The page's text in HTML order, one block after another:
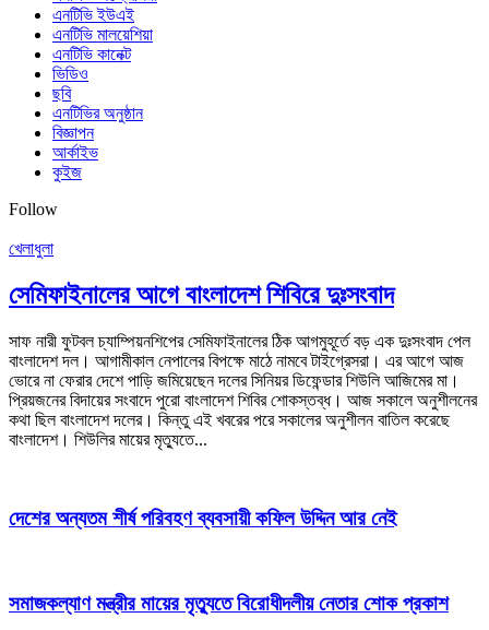
এনটিভি ইউএই
এনটিভি মালয়েশিয়া
এনটিভি কানেক্ট
ভিডিও
ছবি
এনটিভির অনুষ্ঠান
বিজ্ঞাপন
আর্কাইভ
কুইজ
Follow
খেলাধুলা
সেমিফাইনালের আগে বাংলাদেশ শিবিরে দুঃসংবাদ
সাফ নারী ফুটবল চ্যাম্পিয়নশিপের সেমিফাইনালের ঠিক আগমুহূর্তে বড় এক দুঃসংবাদ পেল
বাংলাদেশ দল। আগামীকাল নেপালের বিপক্ষে মাঠে নামবে টাইগ্রেসরা। এর আগে আজ
ভোরে না ফেরার দেশে পাড়ি জমিয়েছেন দলের সিনিয়র ডিফেন্ডার শিউলি আজিমের মা।
প্রিয়জনের বিদায়ের সংবাদে পুরো বাংলাদেশ শিবির শোকস্তব্ধ। আজ সকালে অনুশীলনের
কথা ছিল বাংলাদেশ দলের। কিন্তু এই খবরের পরে সকালের অনুশীলন বাতিল করেছে
বাংলাদেশ। শিউলির মায়ের মৃত্যুতে...
দেশের অন্যতম শীর্ষ পরিবহণ ব্যবসায়ী কফিল উদ্দিন আর নেই
সমাজকল্যাণ মন্ত্রীর মায়ের মৃত্যুতে বিরোধীদলীয় নেতার শোক প্রকাশ